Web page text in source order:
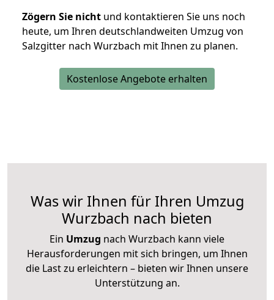
Zögern Sie nicht und kontaktieren Sie uns noch
heute, um Ihren deutschlandweiten Umzug von
Salzgitter nach Wurzbach mit Ihnen zu planen.
Kostenlose Angebote erhalten
Was wir Ihnen für Ihren Umzug
Wurzbach nach bieten
Ein Umzug nach Wurzbach kann viele
Herausforderungen mit sich bringen, um Ihnen
die Last zu erleichtern – bieten wir Ihnen unsere
Unterstützung an.